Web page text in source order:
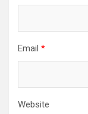
Email *
Website